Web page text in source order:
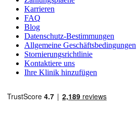
Karrieren
FAQ
Blog
Datenschutz-Bestimmungen
Allgemeine Geschäftsbedingungen
Stornierungsrichtlinie
Kontaktiere uns
Ihre Klinik hinzufügen